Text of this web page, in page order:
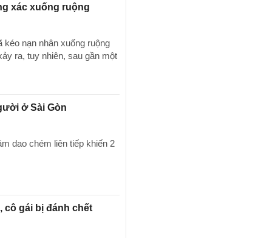
xác xuống ruộng
kéo nạn nhân xuống ruộng
ra, tuy nhiên, sau gần một
ở Sài Gòn
dao chém liên tiếp khiến 2
cô gái bị đánh chết